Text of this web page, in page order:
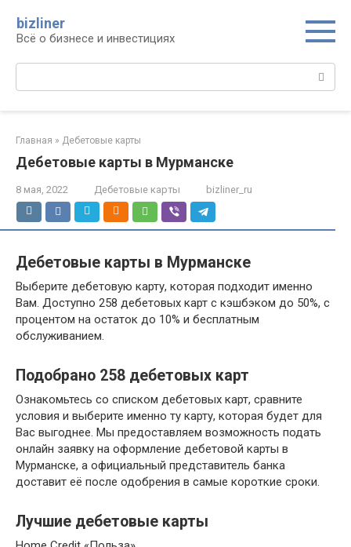
контенту
bizliner
Всё о бизнесе и инвестициях
Поиск:
Главная » Дебетовые карты
Дебетовые карты в Мурманске
8 мая, 2022 Дебетовые карты bizliner_ru
Дебетовые карты в Мурманске
Выберите дебетовую карту, которая подходит именно
Вам. Доступно 258 дебетовых карт с кэшбэком до 50%, с
процентом на остаток до 10% и бесплатным
обслуживанием.
Подобрано 258 дебетовых карт
Ознакомьтесь со списком дебетовых карт, сравните
условия и выберите именно ту карту, которая будет для
Вас выгоднее. Мы предоставляем возможность подать
онлайн заявку на оформление дебетовой карты в
Мурманске, а официальный представитель банка
доставит её после одобрения в самые короткие сроки.
Лучшие дебетовые карты